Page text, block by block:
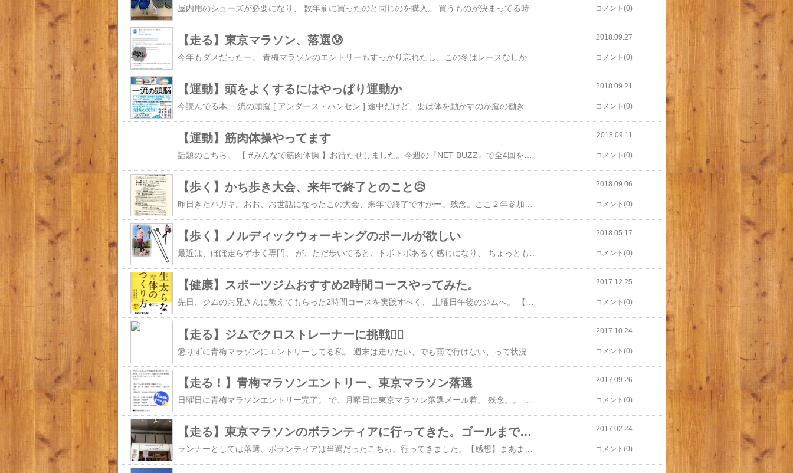
屋内用のシューズが必要になり、 数年前に買ったのと同じのを購入。 買うものが決まってる時はやはりamazonが便利！ 甲高幅広の私としては、買う時は絶対試しばきが必要。 しかし、あうものはなかなかない、、 ナイキのこのシューズは、お店で測って選んでもらったもの。 amazonで売ってる限り、買い替え時はこれを買うことにしよう😊 コメント(0)
【走る】東京マラソン、落選😰
今年もダメだったー。 青梅マラソンのエントリーもすっかり忘れたし、この冬はレースなしかな、、、
2018.09.27
コメント(0)
【運動】頭をよくするにはやっぱり運動か 2018.09.21
コメント(0)
【運動】筋肉体操やってます 2018.09.11
コメント(0)
【歩く】かち歩き大会、来年で終了とのこと😥 2018.09.06
コメント(0)
【歩く】ノルディックウォーキングのポールが欲しい 2018.05.17
コメント(0)
【健康】スポーツジムおすすめ2時間コースやってみた。 2017.12.25
コメント(0)
【走る】ジムでクロストレーナーに挑戦🏃‍♀️ 2017.10.24
コメント(0)
【走る！】青梅マラソンエントリー、東京マラソン落選 2017.09.26
コメント(0)
【走る】東京マラソンのボランティアに行ってきた。ゴールまでとれないセキュリティバンド！ 2017.02.24
コメント(0)